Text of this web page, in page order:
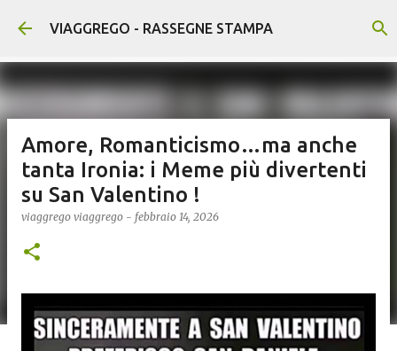
Passa ai contenuti principali
VIAGGREGO - RASSEGNE STAMPA
Amore, Romanticismo…ma anche
tanta Ironia: i Meme più divertenti
su San Valentino !
viaggrego viaggrego - febbraio 14, 2026